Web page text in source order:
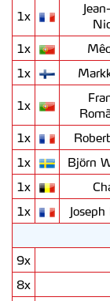
1x
1x
1x
1x
1x
1x
Björn
1x
1x
9x
8x